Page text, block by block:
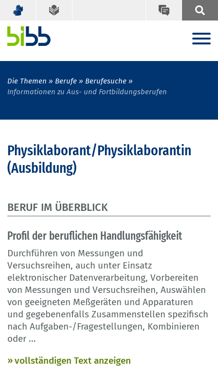
Die Themen Berufe
Berufesuche
Informationen zu Aus- und Fortbildungsberufen
Physiklaborant/Physiklaborantin
(Ausbildung)
BERUF IM ÜBERBLICK
Profil der beruflichen Handlungsfähigkeit
Durchführen von Messungen und
Versuchsreihen, auch unter Einsatz
elektronischer Datenverarbeitung, Vorbereiten
von Messungen und Versuchsreihen, Auswählen
von geeigneten Meßgeräten und Apparaturen
und gegebenenfalls Zusammenstellen spezifisch
nach Aufgaben-/Fragestellungen, Kombinieren
oder ...
vollständigen Text anzeigen